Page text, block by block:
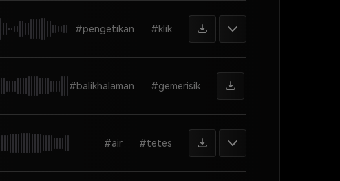
#pengetikan #klik
#balikhalaman #gemerisik
#air #tetes